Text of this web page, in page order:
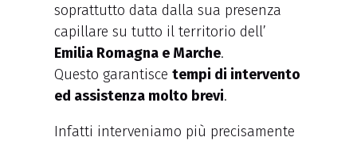
soprattutto data dalla sua presenza
capillare su tutto il territorio dell’
Emilia Romagna e Marche.
Questo garantisce tempi di intervento
ed assistenza molto brevi.
Infatti interveniamo più precisamente